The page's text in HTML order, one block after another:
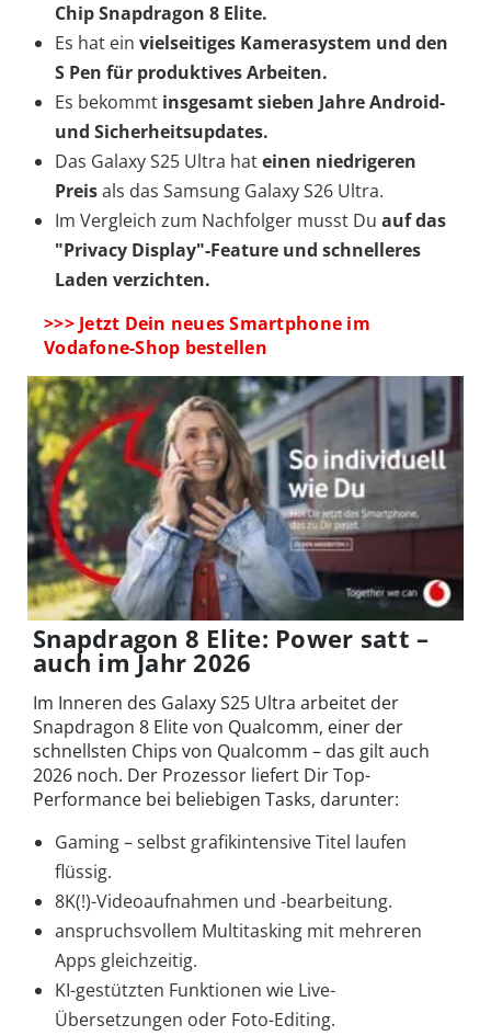
Chip Snapdragon 8 Elite.
Es hat ein vielseitiges Kamerasystem und den
S Pen für produktives Arbeiten.
Es bekommt insgesamt sieben Jahre Android-
und Sicherheitsupdates.
Das Galaxy S25 Ultra hateinen niedrigeren
Preisals das Samsung Galaxy S26 Ultra.
Im Vergleich zum Nachfolger musst Du auf das
"Privacy Display"-Feature und schnelleres
Laden verzichten.
>>> Jetzt Dein neues Smartphone im
Vodafone-Shop bestellen
Snapdragon 8 Elite: Power satt –
auch im Jahr 2026
Im Inneren des Galaxy S25 Ultra arbeitet der
Snapdragon 8 Elite von Qualcomm, einer der
schnellsten Chips von Qualcomm – das gilt auch
2026 noch. Der Prozessor liefert Dir Top-
Performance bei beliebigen Tasks, darunter:
Gaming – selbst grafikintensive Titel laufen
flüssig.
8K(!)-Videoaufnahmen und -bearbeitung.
anspruchsvollem Multitasking mit mehreren
Apps gleichzeitig.
KI-gestützten Funktionen wie Live-
Übersetzungen oder Foto-Editing.